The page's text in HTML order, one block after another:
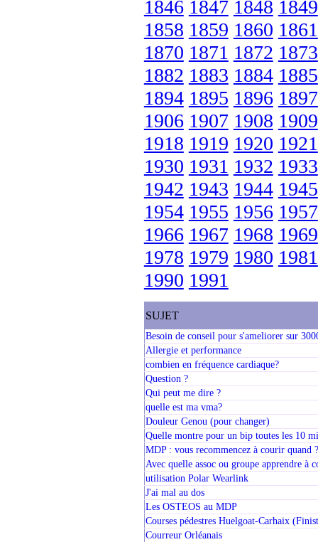
1846 1847 1848 1849
1858 1859 1860 1861
1870 1871 1872 1873
1882 1883 1884 1885
1894 1895 1896 1897
1906 1907 1908 1909
1918 1919 1920 1921
1930 1931 1932 1933
1942 1943 1944 1945
1954 1955 1956 1957
1966 1967 1968 1969
1978 1979 1980 1981
1990 1991
SUJET
Besoin de conseil pour s'ameliorer sur
Allergie et performance
combien en fréquence cardiaque?
Question ?
Qui peut me dire ?
quelle est ma vma?
Douleur Genou (pour changer)
Quelle montre pour un bip toutes les 10
MDP : vous recommencez à courir quand
Avec quelle assoc ou groupe apprendre à
utilisation Polar Wearlink
J'ai mal au dos
Les OSTEOS au MDP
Courses pédestres Huelgoat-Carhaix
Courreur Orléanais